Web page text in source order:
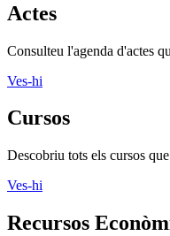
Actes
Consulteu l'agenda d'actes
Ves-hi
Cursos
Descobriu tots els cursos
Ves-hi
Recursos